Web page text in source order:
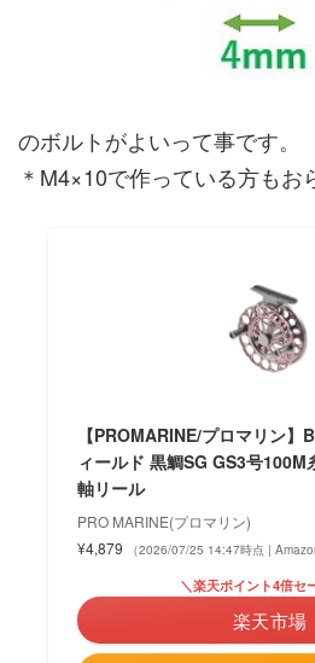
のボルトがよいって事です。
＊M4×10で作っている方もお
【PROMARINE/プロマリン】
ィールド 黒鯛SG GS3号
軸リール
PRO MARINE(プロマリン)
¥4,879
（2026/07/25 14:47時点 |
＼楽天ポイント4倍セ
楽天市場